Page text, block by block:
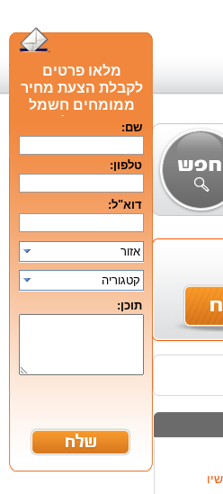
מלאו פרטים
לקבלת הצעת מחיר
ממומחים חשמל
חכם מומלציםשם:
טלפון:
דוא"ל:
אזור
קטגוריה
תוכן: